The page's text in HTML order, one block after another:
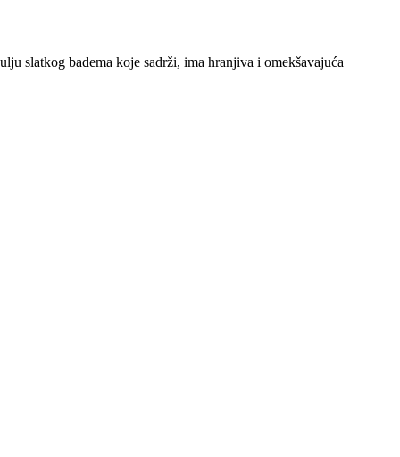
slatkog badema koje sadrži, ima hranjiva i omekšavajuća